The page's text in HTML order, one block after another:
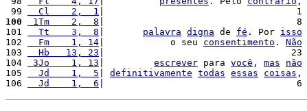
99
  Cl    2,  1
|                                   1
100
1Tm    2,  8 |                                   8
101
  Tt    3,  8
palavra digna de fé . Por isso
102
  Fm    1, 14
|            o seu consentimento . Não
103
  Hb   13, 23
|                                  23
104
3Jo    1, 13 escrever para você , mas não
105
  Jd    1,  5
definitivamente todas essas coisas ,
106
  Jd    1,  6
|                                   6